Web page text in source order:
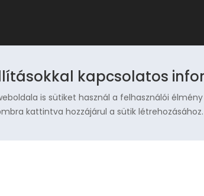
kapcsolatos
is sütiket használ a felhasználói
kattintva hozzájárul a sütik